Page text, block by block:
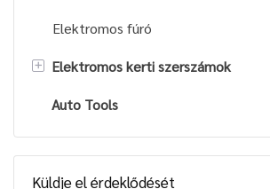
Benzines vízszivattyú
Benzines nagynyomású mosó
Elektromos fúró
+ Elektromos kerti szerszámok
Rönkhasító
Elektromos sövénynyíró
Auto Tools
Küldje el érdeklődését